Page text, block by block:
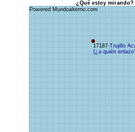
¿Qué estoy mirando?
17187-Trujillo
(¿a quién
Powered Mundoalterno.com